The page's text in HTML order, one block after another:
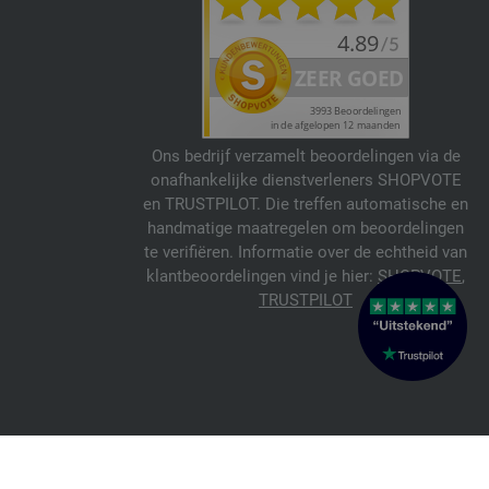
Ons bedrijf verzamelt beoordelingen via de
onafhankelijke dienstverleners SHOPVOTE
en TRUSTPILOT. Die treffen automatische en
handmatige maatregelen om beoordelingen
te verifiëren. Informatie over de echtheid van
klantbeoordelingen vind je hier: SHOPVOTE,
TRUSTPILOT